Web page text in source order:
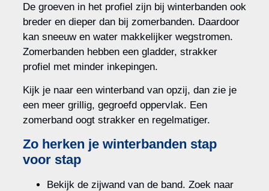
De groeven in het profiel zijn bij winterbanden ook
breder en dieper dan bij zomerbanden. Daardoor
kan sneeuw en water makkelijker wegstromen.
Zomerbanden hebben een gladder, strakker
profiel met minder inkepingen.
Kijk je naar een winterband van opzij, dan zie je
een meer grillig, gegroefd oppervlak. Een
zomerband oogt strakker en regelmatiger.
Zo herken je winterbanden stap
voor stap
Bekijk de zijwand van de band. Zoek naar